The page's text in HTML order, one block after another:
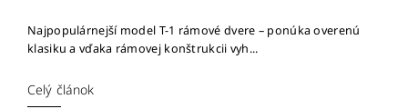
Najpopulárnejší model T-1 rámové dvere – ponúka overenú
klasiku a vďaka rámovej konštrukcii vyh...
Celý článok